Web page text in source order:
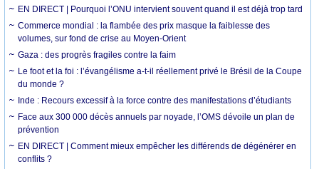
EN DIRECT | Pourquoi l’ONU intervient souvent quand il est déjà trop tard
Commerce mondial : la flambée des prix masque la faiblesse des
volumes, sur fond de crise au Moyen-Orient
Gaza : des progrès fragiles contre la faim
Le foot et la foi : l’évangélisme a-t-il réellement privé le Brésil de la Coupe
du monde ?
Inde : Recours excessif à la force contre des manifestations d’étudiants
Face aux 300 000 décès annuels par noyade, l’OMS dévoile un plan de
prévention
EN DIRECT | Comment mieux empêcher les différends de dégénérer en
conflits ?